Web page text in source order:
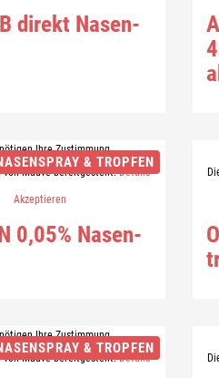
di­rekt Na­sen­
& TROPFEN
Ihre Zustimmung
von Mauve bereitgestellt.Details
Akzeptieren
0,05% Na­sen­
& TROPFEN
Ihre Zustimmung
von Mauve bereitgestellt.Details